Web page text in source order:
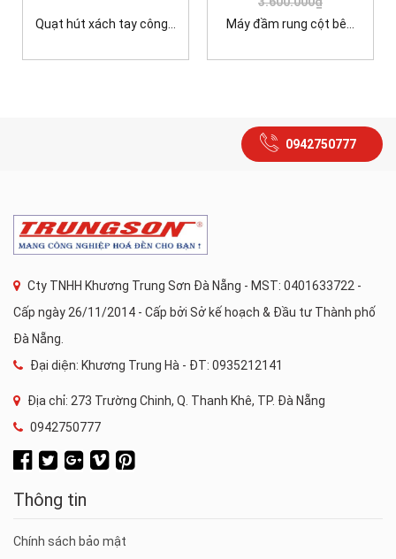
Quạt hút xách tay công...
Máy đầm rung cột bê...
0942750777
Cty TNHH Khương Trung Sơn Đà Nẵng - MST: 0401633722 -
Cấp ngày 26/11/2014 - Cấp bởi Sở kế hoạch & Đầu tư Thành phố
Đà Nẵng.
Đại diện: Khương Trung Hà - ĐT: 0935212141
Địa chỉ: 273 Trường Chinh, Q. Thanh Khê, TP. Đà Nẵng
0942750777
Thông tin
Chính sách bảo mật